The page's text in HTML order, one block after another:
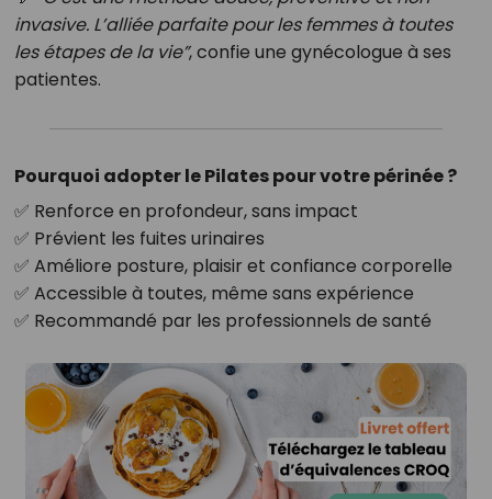
invasive. L’alliée parfaite pour les femmes à toutes
les étapes de la vie”, confie une gynécologue à ses
patientes.
Pourquoi adopter le Pilates pour votre périnée ?
✅ Renforce en profondeur, sans impact
✅ Prévient les fuites urinaires
✅ Améliore posture, plaisir et confiance corporelle
✅ Accessible à toutes, même sans expérience
✅ Recommandé par les professionnels de santé